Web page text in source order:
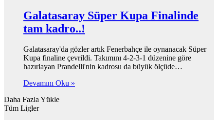
Galatasaray Süper Kupa Finalinde
tam kadro..!
Galatasaray'da gözler artık Fenerbahçe ile oynanacak Süper
Kupa finaline çevrildi. Takımını 4-2-3-1 düzenine göre
hazırlayan Prandelli'nin kadrosu da büyük ölçüde…
Devamını Oku »
Daha Fazla Yükle
Tüm Ligler